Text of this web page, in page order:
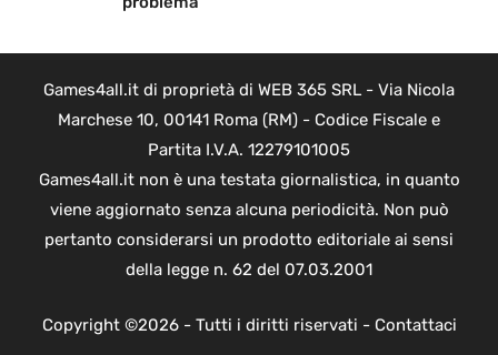
Games4all.it di proprietà di WEB 365 SRL - Via Nicola
Marchese 10, 00141 Roma (RM) - Codice Fiscale e
Partita I.V.A. 12279101005
Games4all.it non è una testata giornalistica, in quanto
viene aggiornato senza alcuna periodicità. Non può
pertanto considerarsi un prodotto editoriale ai sensi
della legge n. 62 del 07.03.2001
Copyright ©2026 - Tutti i diritti riservati - Contattaci